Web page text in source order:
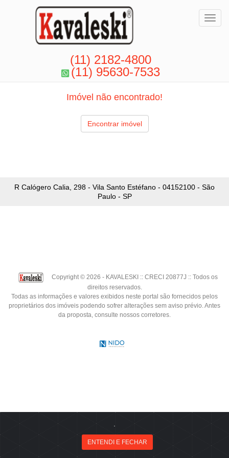
(11) 2182-4800
(11) 95630-7533
Imóvel não encontrado!
Encontrar imóvel
ENTENDI E FECHAR
R Calógero Calia, 298 - Vila Santo Estéfano - 04152100 - São
Paulo - SP
Copyright © 2026 - KAVALESKI :: CRECI 20877J :: Todos os
direitos reservados.
Todas as informações e valores exibidos neste portal são fornecidos pelos
proprietários dos imóveis podendo sofrer alterações sem aviso prévio. Antes
da proposta, consulte nossos corretores.
Fale agora pelo WhatsApp!